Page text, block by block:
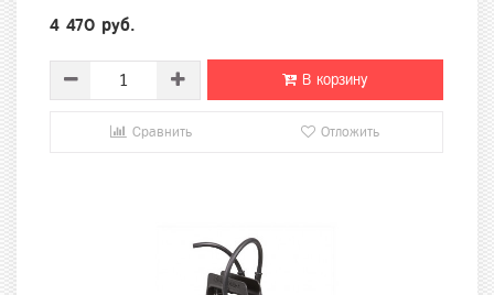
4 470 руб.
В корзину
Сравнить Отложить